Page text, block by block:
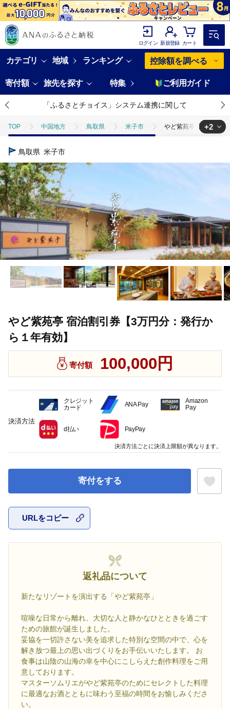
ログイン 新規登録 カート
カテゴリ 地域 ランキング 控除額を調べる
寄付額 旅先を探す 特集 ご利用ガイド
「ふるさとチョイス」システム連携に関して
TOP 中国地方 鳥取県 米子市 やど紫苑亭 宿泊割引
TOP
TOP 旅行・宿泊・体験
+2
鳥取県 米子市
やど紫苑亭 宿泊割引券【3万円分：発行か
ら１年有効】
寄付額 100,000円
寄付をする
URLをコピー
返礼品について
新たなリゾートを演出する「やど紫苑亭」
喧噪な日常から離れ、大切な人と静かなひとときを過ごす
ための旅館が誕生しました。
妥協を一切許さない美を追求した特別な空間の中で、心を
解き放つ最上の思い出づくりをお手伝いいたします。 お
食事は山陰の山海の幸を中心にこしらえた創作料理をご用
意しております。
マスターソムリエがやど紫苑亭のためにセレクトした料理
に最適なお酒とともに味わう至福の時間をお愉しみくださ
い。
決済方法
クレジット
カード
ANA Pay
Amazon
Pay
d払い PayPay
決済方法ごとに決済上限額が異なります。